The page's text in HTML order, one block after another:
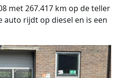
met 267.417 km op de teller
auto rijdt op diesel en is een